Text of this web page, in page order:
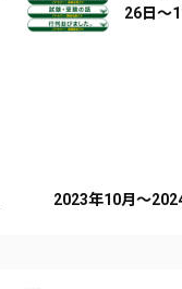
26日～
2023年10月～